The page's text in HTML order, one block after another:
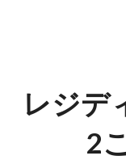
レジデ
2